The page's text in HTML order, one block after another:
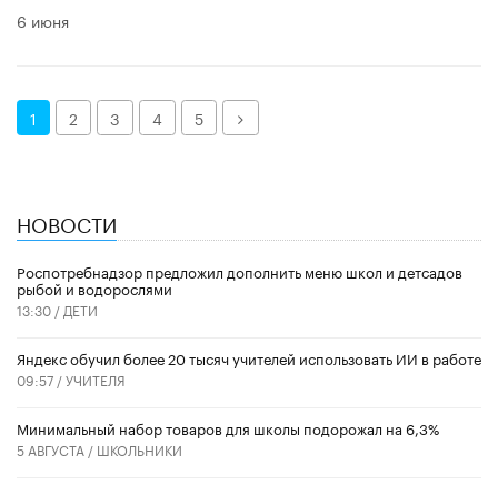
6 июня
1 2 3 4 5 Далее
НОВОСТИ
Роспотребнадзор предложил дополнить меню школ и детсадов
рыбой и водорослями
13:30 / ДЕТИ
​Яндекс обучил более 20 тысяч учителей использовать ИИ в работе
09:57 /УЧИТЕЛЯ
Минимальный набор товаров для школы подорожал на 6,3%
5 АВГУСТА / ШКОЛЬНИКИ